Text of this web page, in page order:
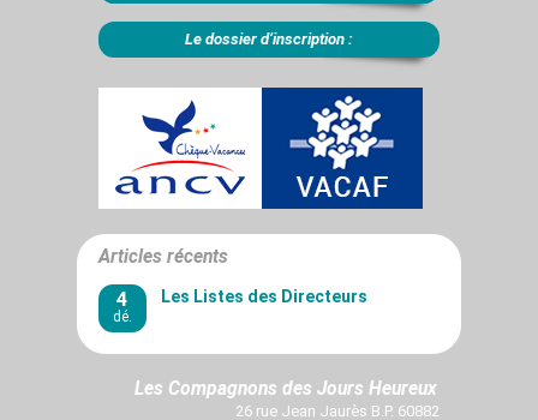
Le dossier d’inscription :
Articles récents
4
dé.
Les Listes des Directeurs
Les Compagnons des Jours Heureux
26 rue Jean Jaurès B.P. 60882